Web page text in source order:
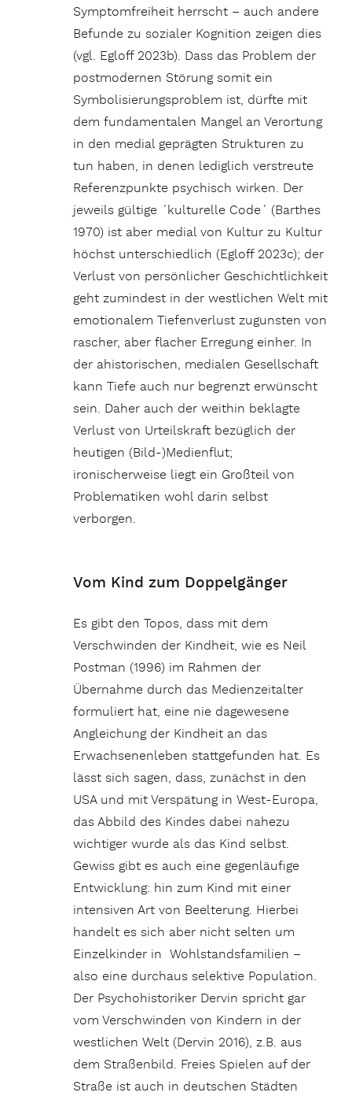
Symptomfreiheit herrscht – auch andere
Befunde zu sozialer Kognition zeigen dies
(vgl. Egloff 2023b). Dass das Problem der
postmodernen Störung somit ein
Symbolisierungsproblem ist, dürfte mit
dem fundamentalen Mangel an Verortung
in den medial geprägten Strukturen zu
tun haben, in denen lediglich verstreute
Referenzpunkte psychisch wirken. Der
jeweils gültige ´kulturelle Code´ (Barthes
1970) ist aber medial von Kultur zu Kultur
höchst unterschiedlich (Egloff 2023c); der
Verlust von persönlicher Geschichtlichkeit
geht zumindest in der westlichen Welt mit
emotionalem Tiefenverlust zugunsten von
rascher, aber flacher Erregung einher. In
der ahistorischen, medialen Gesellschaft
kann Tiefe auch nur begrenzt erwünscht
sein. Daher auch der weithin beklagte
Verlust von Urteilskraft bezüglich der
heutigen (Bild-)Medienflut;
ironischerweise liegt ein Großteil von
Problematiken wohl darin selbst
verborgen.
Vom Kind zum Doppelgänger
Es gibt den Topos, dass mit dem
Verschwinden der Kindheit, wie es Neil
Postman (1996) im Rahmen der
Übernahme durch das Medienzeitalter
formuliert hat, eine nie dagewesene
Angleichung der Kindheit an das
Erwachsenenleben stattgefunden hat. Es
lässt sich sagen, dass, zunächst in den
USA und mit Verspätung in West-Europa,
das Abbild des Kindes dabei nahezu
wichtiger wurde als das Kind selbst.
Gewiss gibt es auch eine gegenläufige
Entwicklung: hin zum Kind mit einer
intensiven Art von Beelterung. Hierbei
handelt es sich aber nicht selten um
Einzelkinder in Wohlstandsfamilien –
also eine durchaus selektive Population.
Der Psychohistoriker Dervin spricht gar
vom Verschwinden von Kindern in der
westlichen Welt (Dervin 2016), z.B. aus
dem Straßenbild. Freies Spielen auf der
Straße ist auch in deutschen Städten